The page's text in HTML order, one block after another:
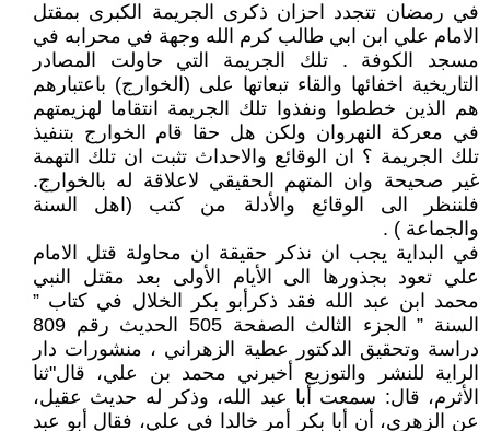
في رمضان تتجدد احزان ذكرى الجريمة الكبرى بمقتل
الامام علي ابن ابي طالب كرم الله وجهة في محرابه في
مسجد الكوفة . تلك الجريمة التي حاولت المصادر
التاريخية اخفائها والقاء تبعاتها على (الخوارج) باعتبارهم
هم الذين خططوا ونفذوا تلك الجريمة انتقاما لهزيمتهم
في معركة النهروان ولكن هل حقا قام الخوارج بتنفيذ
تلك الجريمة ؟ ان الوقائع والاحداث تثبت ان تلك التهمة
غير صحيحة وان المتهم الحقيقي لاعلاقة له بالخوارج.
فلننظر الى الوقائع والأدلة من كتب (اهل السنة
والجماعة ) .
في البداية يجب ان نذكر حقيقة ان محاولة قتل الامام
علي تعود بجذورها الى الأيام الأولى بعد مقتل النبي
محمد ابن عبد الله فقد ذكرأبو بكر الخلال في كتاب ”
السنة ” الجزء الثالث الصفحة 505 الحديث رقم 809
دراسة وتحقيق الدكتور عطية الزهراني ، منشورات دار
الراية للنشر والتوزيع أخبرني محمد بن علي، قال"ثنا
الأثرم، قال: سمعت أبا عبد الله، وذكر له حديث عقيل،
عن الزهري، أن أبا بكر أمر خالدا في علي، فقال أبو عبد